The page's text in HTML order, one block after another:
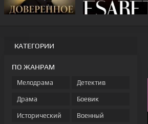
КАТЕГОРИИ
ПО ЖАНРАМ
Мелодрама
Драма
Исторический
Детектив
Боевик
Военный